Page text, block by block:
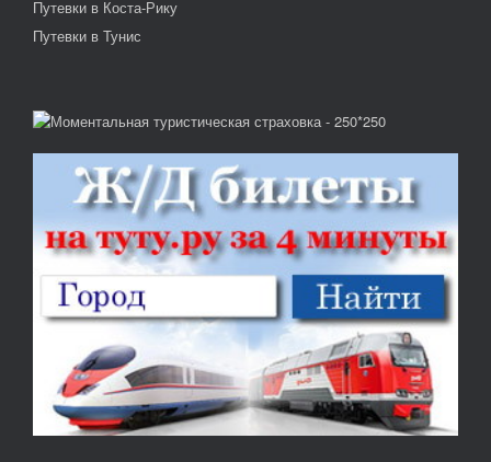
Путевки в Коста-Рику
Путевки в Тунис